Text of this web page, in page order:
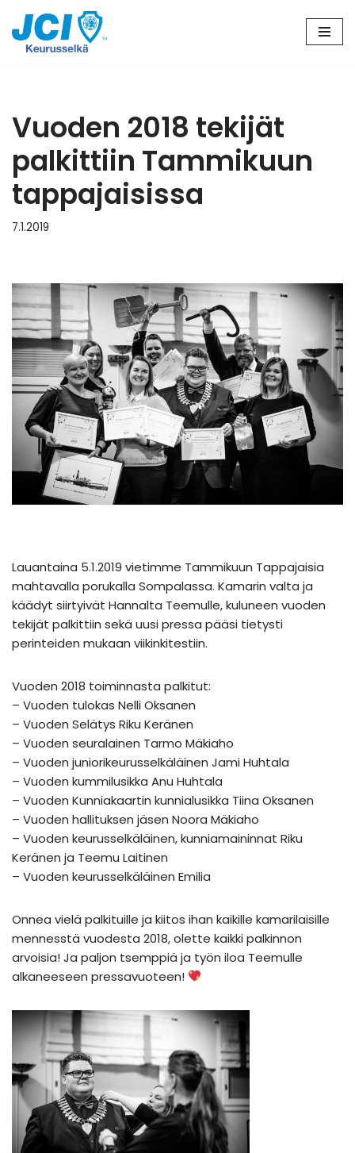
Siirry
Vuoden 2018 tekijät
palkittiin Tammikuun
tappajaisissa
7.1.2019
Lauantaina 5.1.2019 vietimme Tammikuun Tappajaisia
mahtavalla porukalla Sompalassa. Kamarin valta ja
käädyt siirtyivät Hannalta Teemulle, kuluneen vuoden
tekijät palkittiin sekä uusi pressa pääsi tietysti
perinteiden mukaan viikinkitestiin.
Vuoden 2018 toiminnasta palkitut:
– Vuoden tulokas Nelli Oksanen
– Vuoden Selätys Riku Keränen
– Vuoden seuralainen Tarmo Mäkiaho
– Vuoden juniorikeurusselkäläinen Jami Huhtala
– Vuoden kummilusikka Anu Huhtala
– Vuoden Kunniakaartin kunnialusikka Tiina Oksanen
– Vuoden hallituksen jäsen Noora Mäkiaho
– Vuoden keurusselkäläinen, kunniamaininnat Riku
Keränen ja Teemu Laitinen
– Vuoden keurusselkäläinen Emilia
Onnea vielä palkituille ja kiitos ihan kaikille kamarilaisille
mennesstä vuodesta 2018, olette kaikki palkinnon
arvoisia! Ja paljon tsemppiä ja työn iloa Teemulle
alkaneeseen pressavuoteen!